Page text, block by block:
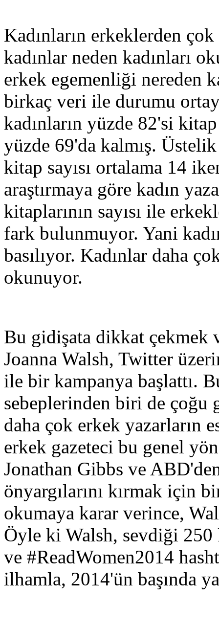
Kadınların erkeklerden
kadınlar neden kadınları
erkek egemenliği nereden
birkaç veri ile durumu
kadınların yüzde 82'si
yüzde 69'da kalmış.
kitap sayısı ortalama 14
araştırmaya göre kadın
kitaplarının sayısı ile
fark bulunmuyor. Yani
basılıyor. Kadınlar daha
okunuyor.
Bu gidişata dikkat çekmek
Joanna Walsh, Twitter
ile bir kampanya başlattı.
sebeplerinden biri de çoğu
daha çok erkek yazarların
erkek gazeteci bu genel
Jonathan Gibbs ve
önyargılarını kırmak için
okumaya karar verince,
Öyle ki Walsh, sevdiği 250
ve #ReadWomen2014
ilhamla, 2014'ün başında